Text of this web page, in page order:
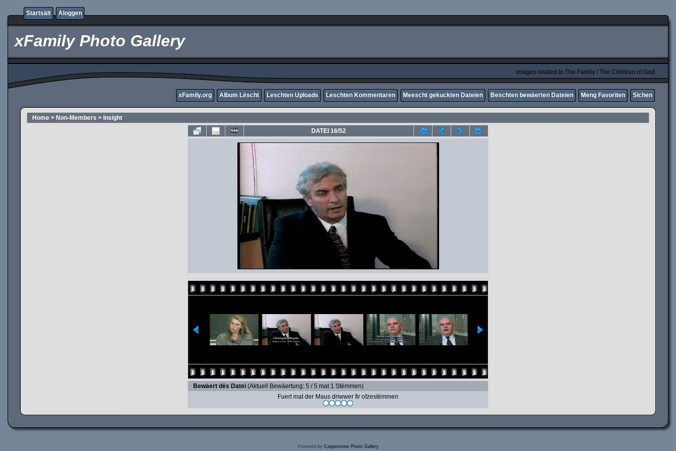
Startsäit Aloggen
xFamily Photo Gallery
Images related to The Family / The Children of God
xFamily.org Album Lëscht Leschten Uploads Leschten Kommentaren Meescht gekuckten Dateien Beschten bewäerten Dateien Meng Favoriten Sichen
Home > Non-Members > Insight
DATEI 16/52
Bewäert dës Datei (Aktuell Bewäertung: 5 / 5 mat 1 Stëmmen)
Fuert mat der Maus driwwer fir ofzestëmmen
Powered by Coppermine Photo Gallery